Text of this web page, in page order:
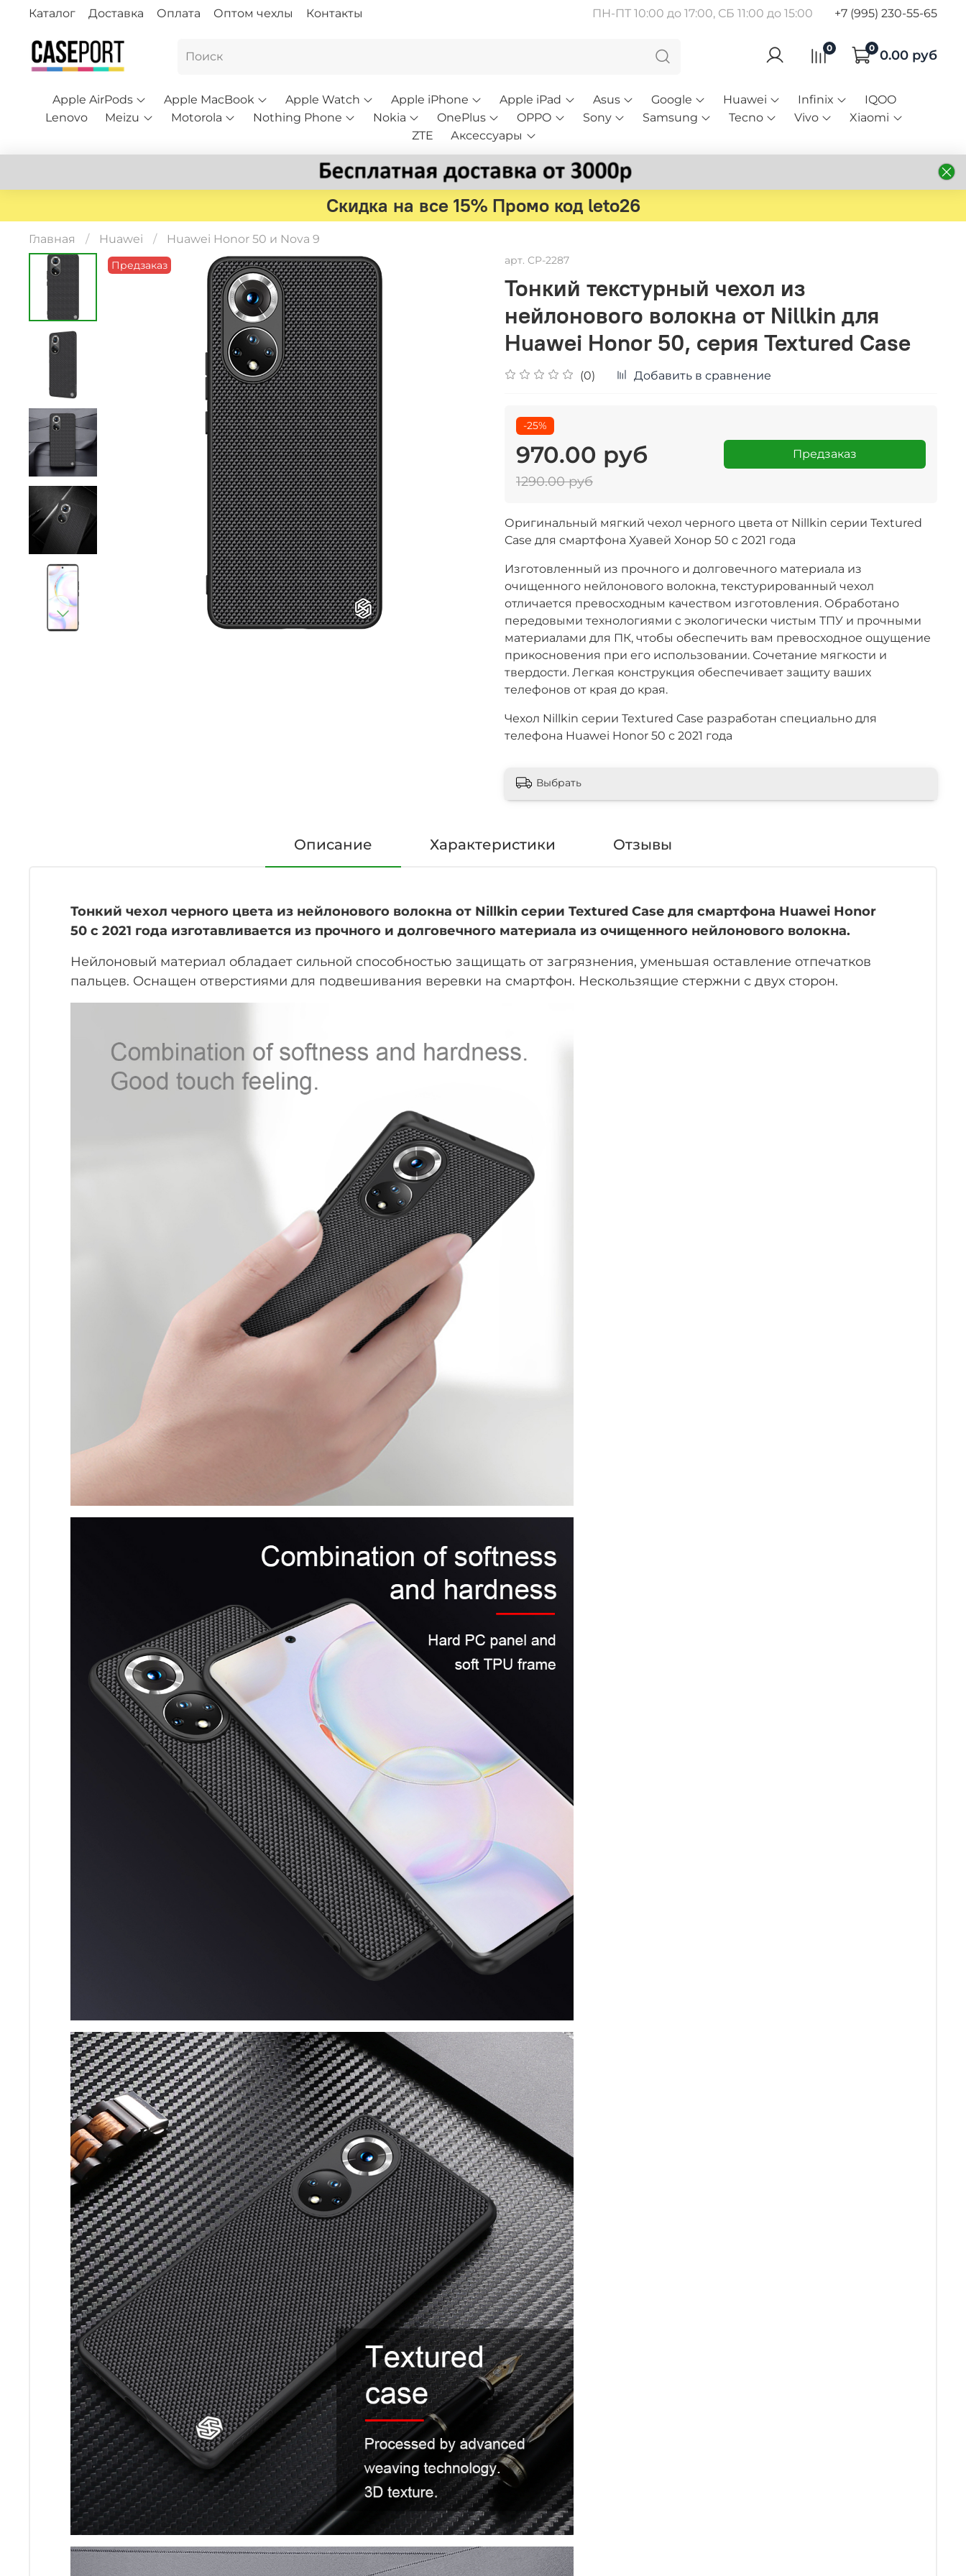
Каталог Доставка Оплата Оптом чехлы Контакты ПН-ПТ 10:00 до 17:00, СБ 11:00 до 15:00 +7 (995) 230-55-65
0 0 0.00 руб
Apple AirPods Apple MacBook Apple Watch Apple iPhone Apple iPad Asus Google Huawei Infinix
IQOO
Lenovo
Meizu Motorola Nothing Phone Nokia OnePlus OPPO Sony Samsung Tecno Vivo
Xiaomi
ZTE
Аксессуары
Скидка на все 15% Промо код leto26
Главная Huawei Huawei Honor 50 и Nova 9
Предзаказ арт. CP-2287
Тонкий текстурный чехол из
нейлонового волокна от Nillkin для
Huawei Honor 50, серия Textured Case
(0) Добавить в сравнение
-25%
970.00 руб
1290.00 руб
Предзаказ
Оригинальный мягкий чехол черного цвета от Nillkin серии Textured
Case для смартфона Хуавей Хонор 50 с 2021 года
Изготовленный из прочного и долговечного материала из
очищенного нейлонового волокна, текстурированный чехол
отличается превосходным качеством изготовления. Обработано
передовыми технологиями с экологически чистым ТПУ и прочными
материалами для ПК, чтобы обеспечить вам превосходное ощущение
прикосновения при его использовании. Сочетание мягкости и
твердости. Легкая конструкция обеспечивает защиту ваших
телефонов от края до края.
Чехол Nillkin серии Textured Case разработан специально для
телефона Huawei Honor 50 с 2021 года
Выбрать
Описание Характеристики Отзывы
Тонкий чехол черного цвета из нейлонового волокна от Nillkin серии Textured Case для смартфона Huawei Honor
50 с 2021 года изготавливается из прочного и долговечного материала из очищенного нейлонового волокна.
Нейлоновый материал обладает сильной способностью защищать от загрязнения, уменьшая оставление отпечатков
пальцев. Оснащен отверстиями для подвешивания веревки на смартфон. Нескользящие стержни с двух сторон.